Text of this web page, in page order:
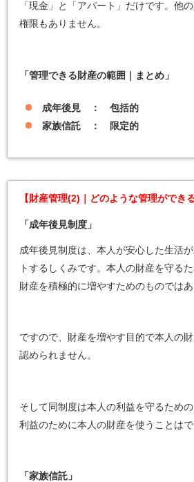
「現金」と「アパート」だけです。他
権限もありません。
「管理できる財産の範囲｜まとめ」
成年後見 ： 包括的
家族信託 ： 限定的
【財産管理(2)｜どのような管理ができ
「成年後見制度」
成年後見制度は、本人が安心した生活
トするしくみです。本人の財産を守る
財産を積極的に増やすためのものではあ
ですので、財産を増やす目的で本人の
認められません。
そして同制度は本人の利益を守るため
利益のために本人の財産を使うことはで
「家族信託」